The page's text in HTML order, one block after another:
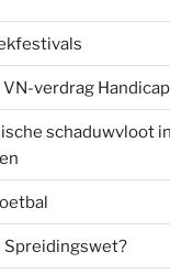
verdrag Handicap
schaduwvloot
Spreidingswet?